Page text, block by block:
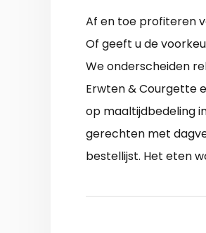
Af en toe profiteren
Of geeft u de
We onderscheiden
Erwten & Courgette
op maaltijdbedeling
gerechten met
bestellijst. Het eten